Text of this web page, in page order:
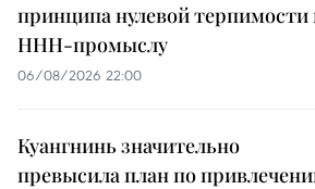
принципа нулевой терпимости
ННН-промыслу
06/08/2026 22:00
Куангнинь значительно
превысила план по